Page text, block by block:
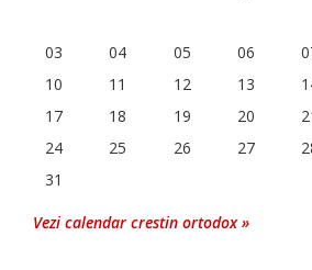
03
04 05 06
10
11 12 13
17
18 19 20
24
25 26 27
31
Vezi calendar crestin ortodox »